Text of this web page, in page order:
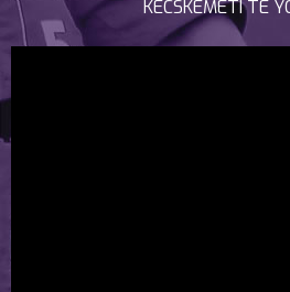
KECSKEMÉTI TE